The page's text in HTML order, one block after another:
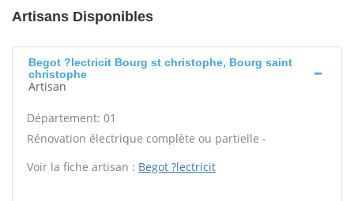
Artisans Disponibles
Begot ?lectricit Bourg st christophe, Bourg saint
christophe
Artisan
Département: 01
Rénovation électrique complète ou partielle -
Voir la fiche artisan : Begot ?lectricit